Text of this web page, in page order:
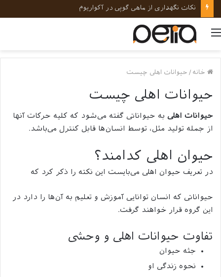
نکات کلیدی در رفتارشناسی و روانشناسی حیوانات خانگی
منو
خانه / حیوانات اهلی چیست
حیوانات اهلی چیست
حیوانات اهلی به حیواناتی گفته می‌شود که کلیه حرکات آنها
از جمله تولید مثل، توسط انسان‌ها قابل کنترل می‌باشد.
حیوان اهلی کدامند؟
در تعریف حیوان اهلی می‎‌بایست این نکته را ذکر کرد که
حیواناتی که انسان توانایی آموزش و تعلیم به آن‌ها را دارد در
این گروه قرار خواهند گرفت.
تفاوت حیوانات اهلی و وحشی
جثه حیوان
نحوه زندگی او